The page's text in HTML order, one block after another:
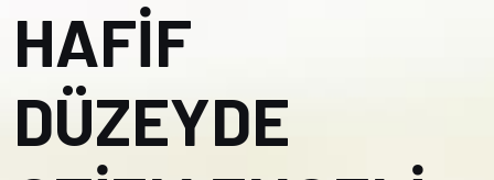
HAFİF
DÜZEYDE